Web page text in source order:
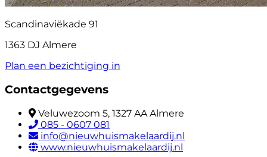
Scandinaviëkade 91
1363 DJ Almere
Plan een bezichtiging in
Contactgegevens
Veluwezoom 5, 1327 AA Almere
085 - 0607 081
info@nieuwhuismakelaardij.nl
www.nieuwhuismakelaardij.nl